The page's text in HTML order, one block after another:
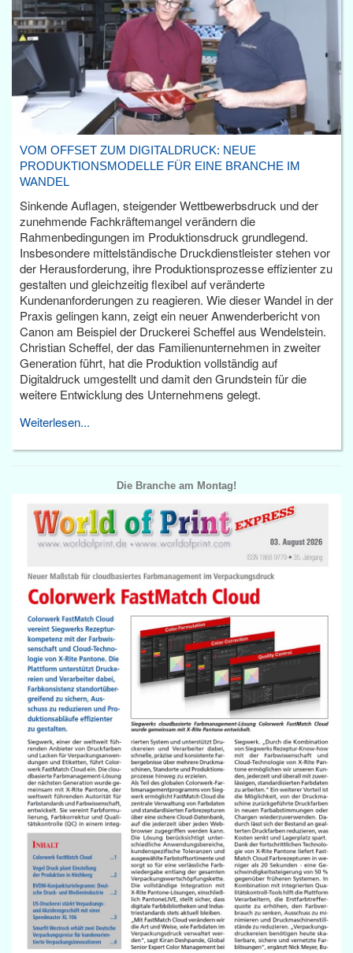
VOM OFFSET ZUM DIGITALDRUCK: NEUE
PRODUKTIONSMODELLE FÜR EINE BRANCHE IM
WANDEL
Sinkende Auflagen, steigender Wettbewerbsdruck und der
zunehmende Fachkräftemangel verändern die
Rahmenbedingungen im Produktionsdruck grundlegend.
Insbesondere mittelständische Druckdienstleister stehen vor
der Herausforderung, ihre Produktionsprozesse effizienter zu
gestalten und gleichzeitig flexibel auf veränderte
Kundenanforderungen zu reagieren. Wie dieser Wandel in der
Praxis gelingen kann, zeigt ein neuer Anwenderbericht von
Canon am Beispiel der Druckerei Scheffel aus Wendelstein.
Christian Scheffel, der das Familienunternehmen in zweiter
Generation führt, hat die Produktion vollständig auf
Digitaldruck umgestellt und damit den Grundstein für die
weitere Entwicklung des Unternehmens gelegt.
Weiterlesen...
Die Branche am Montag!